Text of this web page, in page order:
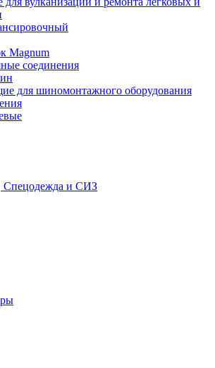
Magnum
соединения
для шиномонтажного оборудования
Спецодежда и СИЗ